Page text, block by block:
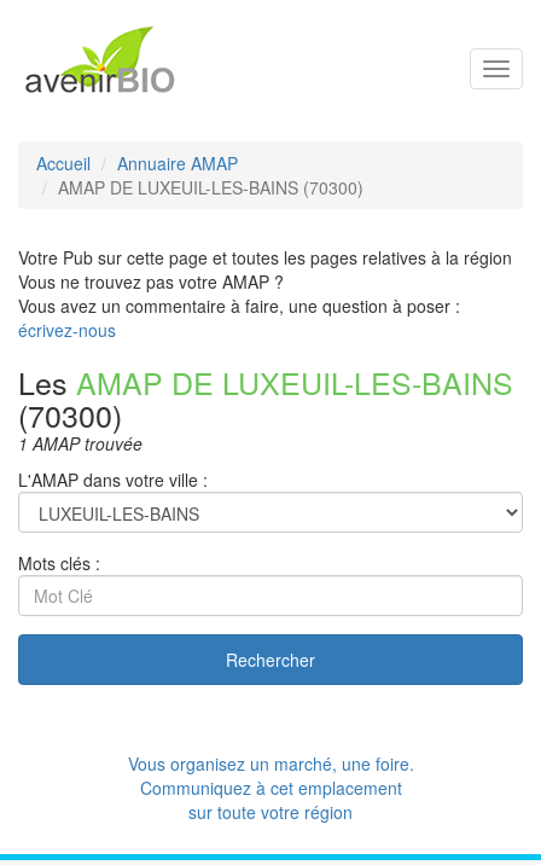
Accueil
Annuaire AMAP
AMAP DE LUXEUIL-LES-BAINS (70300)
Votre Pub sur cette page et toutes les pages relatives à la région
Vous ne trouvez pas votre AMAP ?
Vous avez un commentaire à faire, une question à poser :
écrivez-nous
Les AMAP DE LUXEUIL-LES-BAINS
(70300)
1 AMAP trouvée
L'AMAP dans votre ville :
Mots clés :
Rechercher
Vous organisez un marché, une foire.
Communiquez à cet emplacement
sur toute votre région